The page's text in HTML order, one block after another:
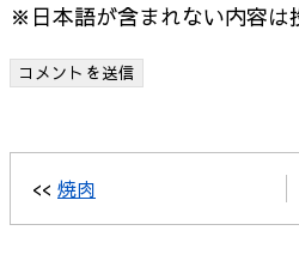
※日本語が含まれない内容は
<< 焼肉